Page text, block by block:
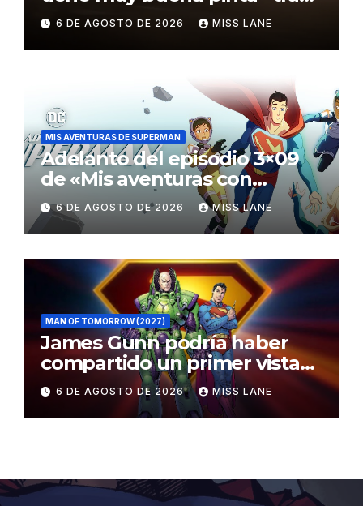
el fracaso de «Supergirl»
6 DE AGOSTO DE 2026 MISS LANE
MIS AVENTURAS DE SUPERMAN
Adelanto del episodio 3×09
de «Mis aventuras con
Superman»
6 DE AGOSTO DE 2026 MISS LANE
MAN OF TOMORROW (2027)
James Gunn podría haber
compartido un primer vistazo
al traje de Brainiac
6 DE AGOSTO DE 2026 MISS LANE